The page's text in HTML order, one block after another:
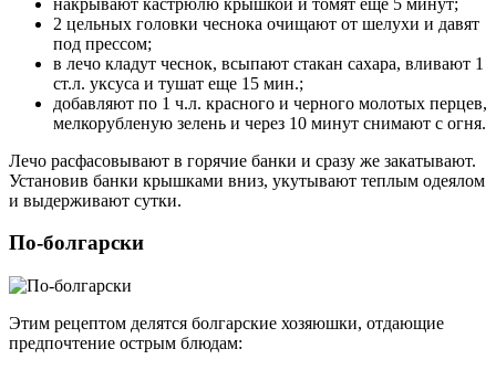
2 цельных головки чеснока очищают от шелухи и давят
под прессом;
в лечо кладут чеснок, всыпают стакан сахара, вливают 1
ст.л. уксуса и тушат еще 15 мин.;
добавляют по 1 ч.л. красного и черного молотых перцев,
мелкорубленую зелень и через 10 минут снимают с огня.
Лечо расфасовывают в горячие банки и сразу же закатывают.
Установив банки крышками вниз, укутывают теплым одеялом
и выдерживают сутки.
По-болгарски
Этим рецептом делятся болгарские хозяюшки, отдающие
предпочтение острым блюдам: